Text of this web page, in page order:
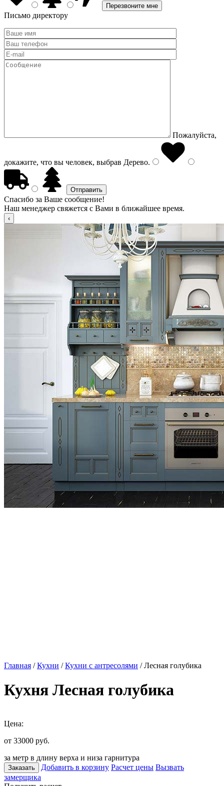
Письмо директору
Пожалуйста,
докажите, что вы человек, выбрав Дерево.
Спасибо за Ваше сообщение!
Наш менеджер свяжется с Вами в ближайшее время.
Главная /Кухни /Кухни с антресолями / Лесная голубика
Кухня Лесная голубика
Цена:
от 33000 руб.
за метр в длину верха и низа гарнитура
Заказать Добавить в корзину Расчет цены Вызвать
замерщика